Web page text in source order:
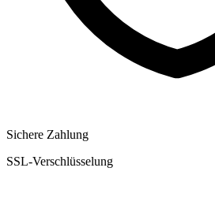
Sichere Zahlung
SSL-Verschlüsselung